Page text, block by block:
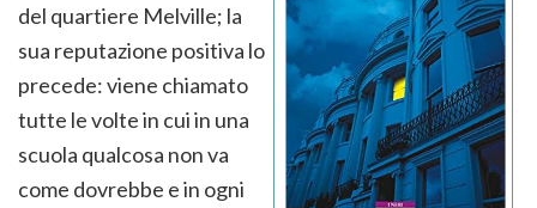
del quartiere Melville; la
sua reputazione positiva lo
precede: viene chiamato
tutte le volte in cui in una
scuola qualcosa non va
come dovrebbe e in ogni